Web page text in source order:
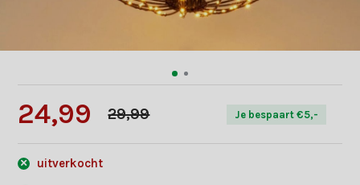
24,99 29,99 Je bespaart €5,-
uitverkocht